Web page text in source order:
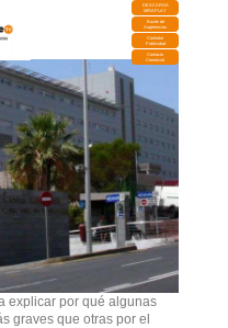
DESCARGA
MIRAPLAY
Buzón de
Sugerencias
Contratar
Publicidad
Contacto
Comercial
explicar por qué algunas
graves que otras por el